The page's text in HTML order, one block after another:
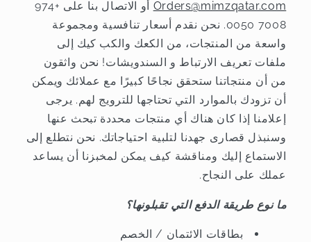
Orders@mimzqatar.com
أو الاتصال بنا على +974
7008 0050. نحن نقدم أسعار تنافسية ومجموعة
واسعة من المنتجات، من الكعك والكب كيك إلى
ملفات تعريف الارتباط و السندويشات! نحن واثقون
من أن منتجاتنا ستحقق نجاحًا كبيرًا مع عملائك ويمكن
أن تزودك بالموارد التي تحتاجها للترويج لهم. يرجى
إعلامنا إذا كان هناك أي منتجات محددة تبحث عنها
وسنبذل قصارى جهدنا لتلبية احتياجاتك. نحن نتطلع إلى
الاستماع إليك ومناقشة كيف يمكن لمخبزنا أن يساعد
عملك على النجاح.
ما نوع طريقة الدفع التي تقبلونها؟
بطاقات الائتمان / الخصم